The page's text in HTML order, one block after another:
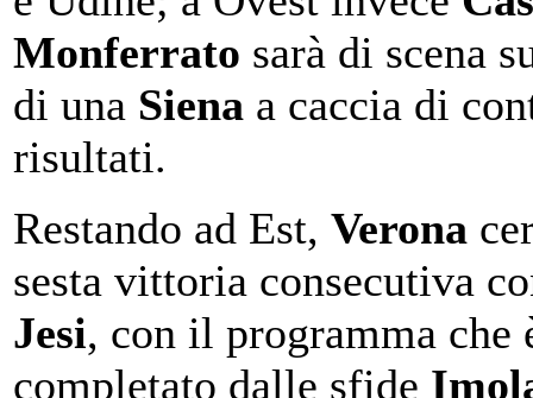
Monferrato sarà di scena
di una Siena a caccia di
risultati.
Restando ad Est, Verona
sesta vittoria consecutiva
Jesi, con il programma che
completato dalle sfide